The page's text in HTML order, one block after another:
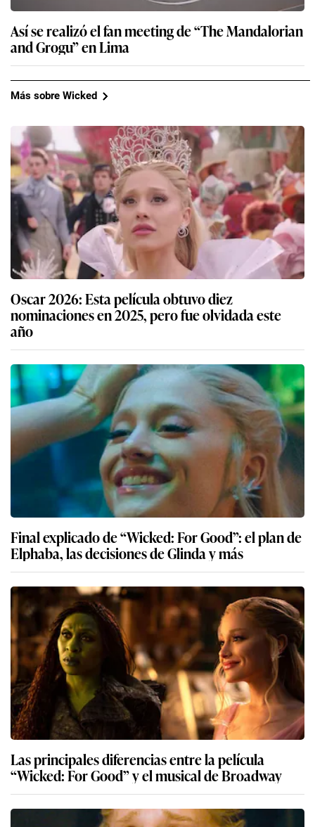
Así se realizó el fan meeting de “The Mandalorian
and Grogu” en Lima
Más sobre Wicked
Oscar 2026: Esta película obtuvo diez
nominaciones en 2025, pero fue olvidada este
año
Final explicado de “Wicked: For Good”: el plan de
Elphaba, las decisiones de Glinda y más
Las principales diferencias entre la película
“Wicked: For Good” y el musical de Broadway